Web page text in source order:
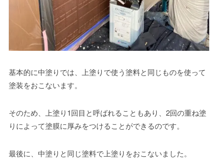
基本的に中塗りでは、上塗りで使う塗料と同じものを使って
塗装をおこないます。
そのため、上塗り1回目と呼ばれることもあり、2回の重ね塗
りによって塗膜に厚みをつけることができるのです。
最後に、中塗りと同じ塗料で上塗りをおこないました。